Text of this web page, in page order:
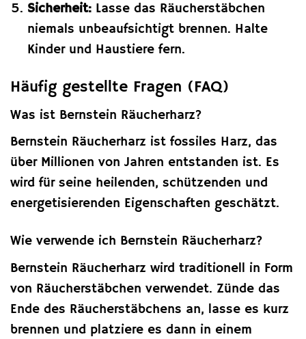
Sicherheit:Lasse das Räucherstäbchen
niemals unbeaufsichtigt brennen. Halte
Kinder und Haustiere fern.
Häufig gestellte Fragen (FAQ)
Was ist Bernstein Räucherharz?
Bernstein Räucherharz ist fossiles Harz, das
über Millionen von Jahren entstanden ist. Es
wird für seine heilenden, schützenden und
energetisierenden Eigenschaften geschätzt.
Wie verwende ich Bernstein Räucherharz?
Bernstein Räucherharz wird traditionell in Form
von Räucherstäbchen verwendet. Zünde das
Ende des Räucherstäbchens an, lasse es kurz
brennen und platziere es dann in einem